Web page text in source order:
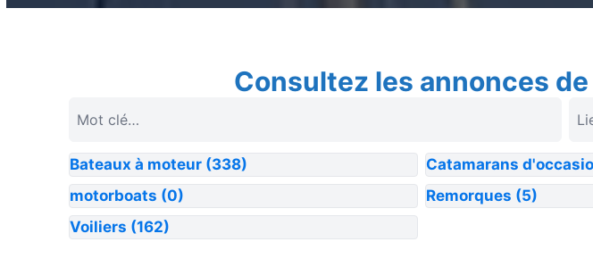
Consultez les annonces
Bateaux à moteur (338) Catamarans
motorboats (0) Remorques (5)
Voiliers (162)